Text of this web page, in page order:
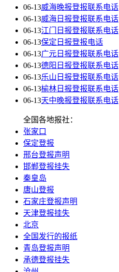
06-13威海晚报登报联系电话
06-13威海日报登报联系电话
06-13江门日报登报联系电话
06-13保定日报登报电话
06-13广元日报登报联系电话
06-13德阳日报登报联系电话
06-13乐山日报登报联系电话
06-13榆林日报登报联系电话
06-13天中晚报登报联系电话
全国各地报社：
张家口
保定登报
邢台登报声明
邯郸登报挂失
秦皇岛
唐山登报
石家庄登报声明
天津登报挂失
北京
全国发行的报纸
青岛登报声明
承德登报挂失